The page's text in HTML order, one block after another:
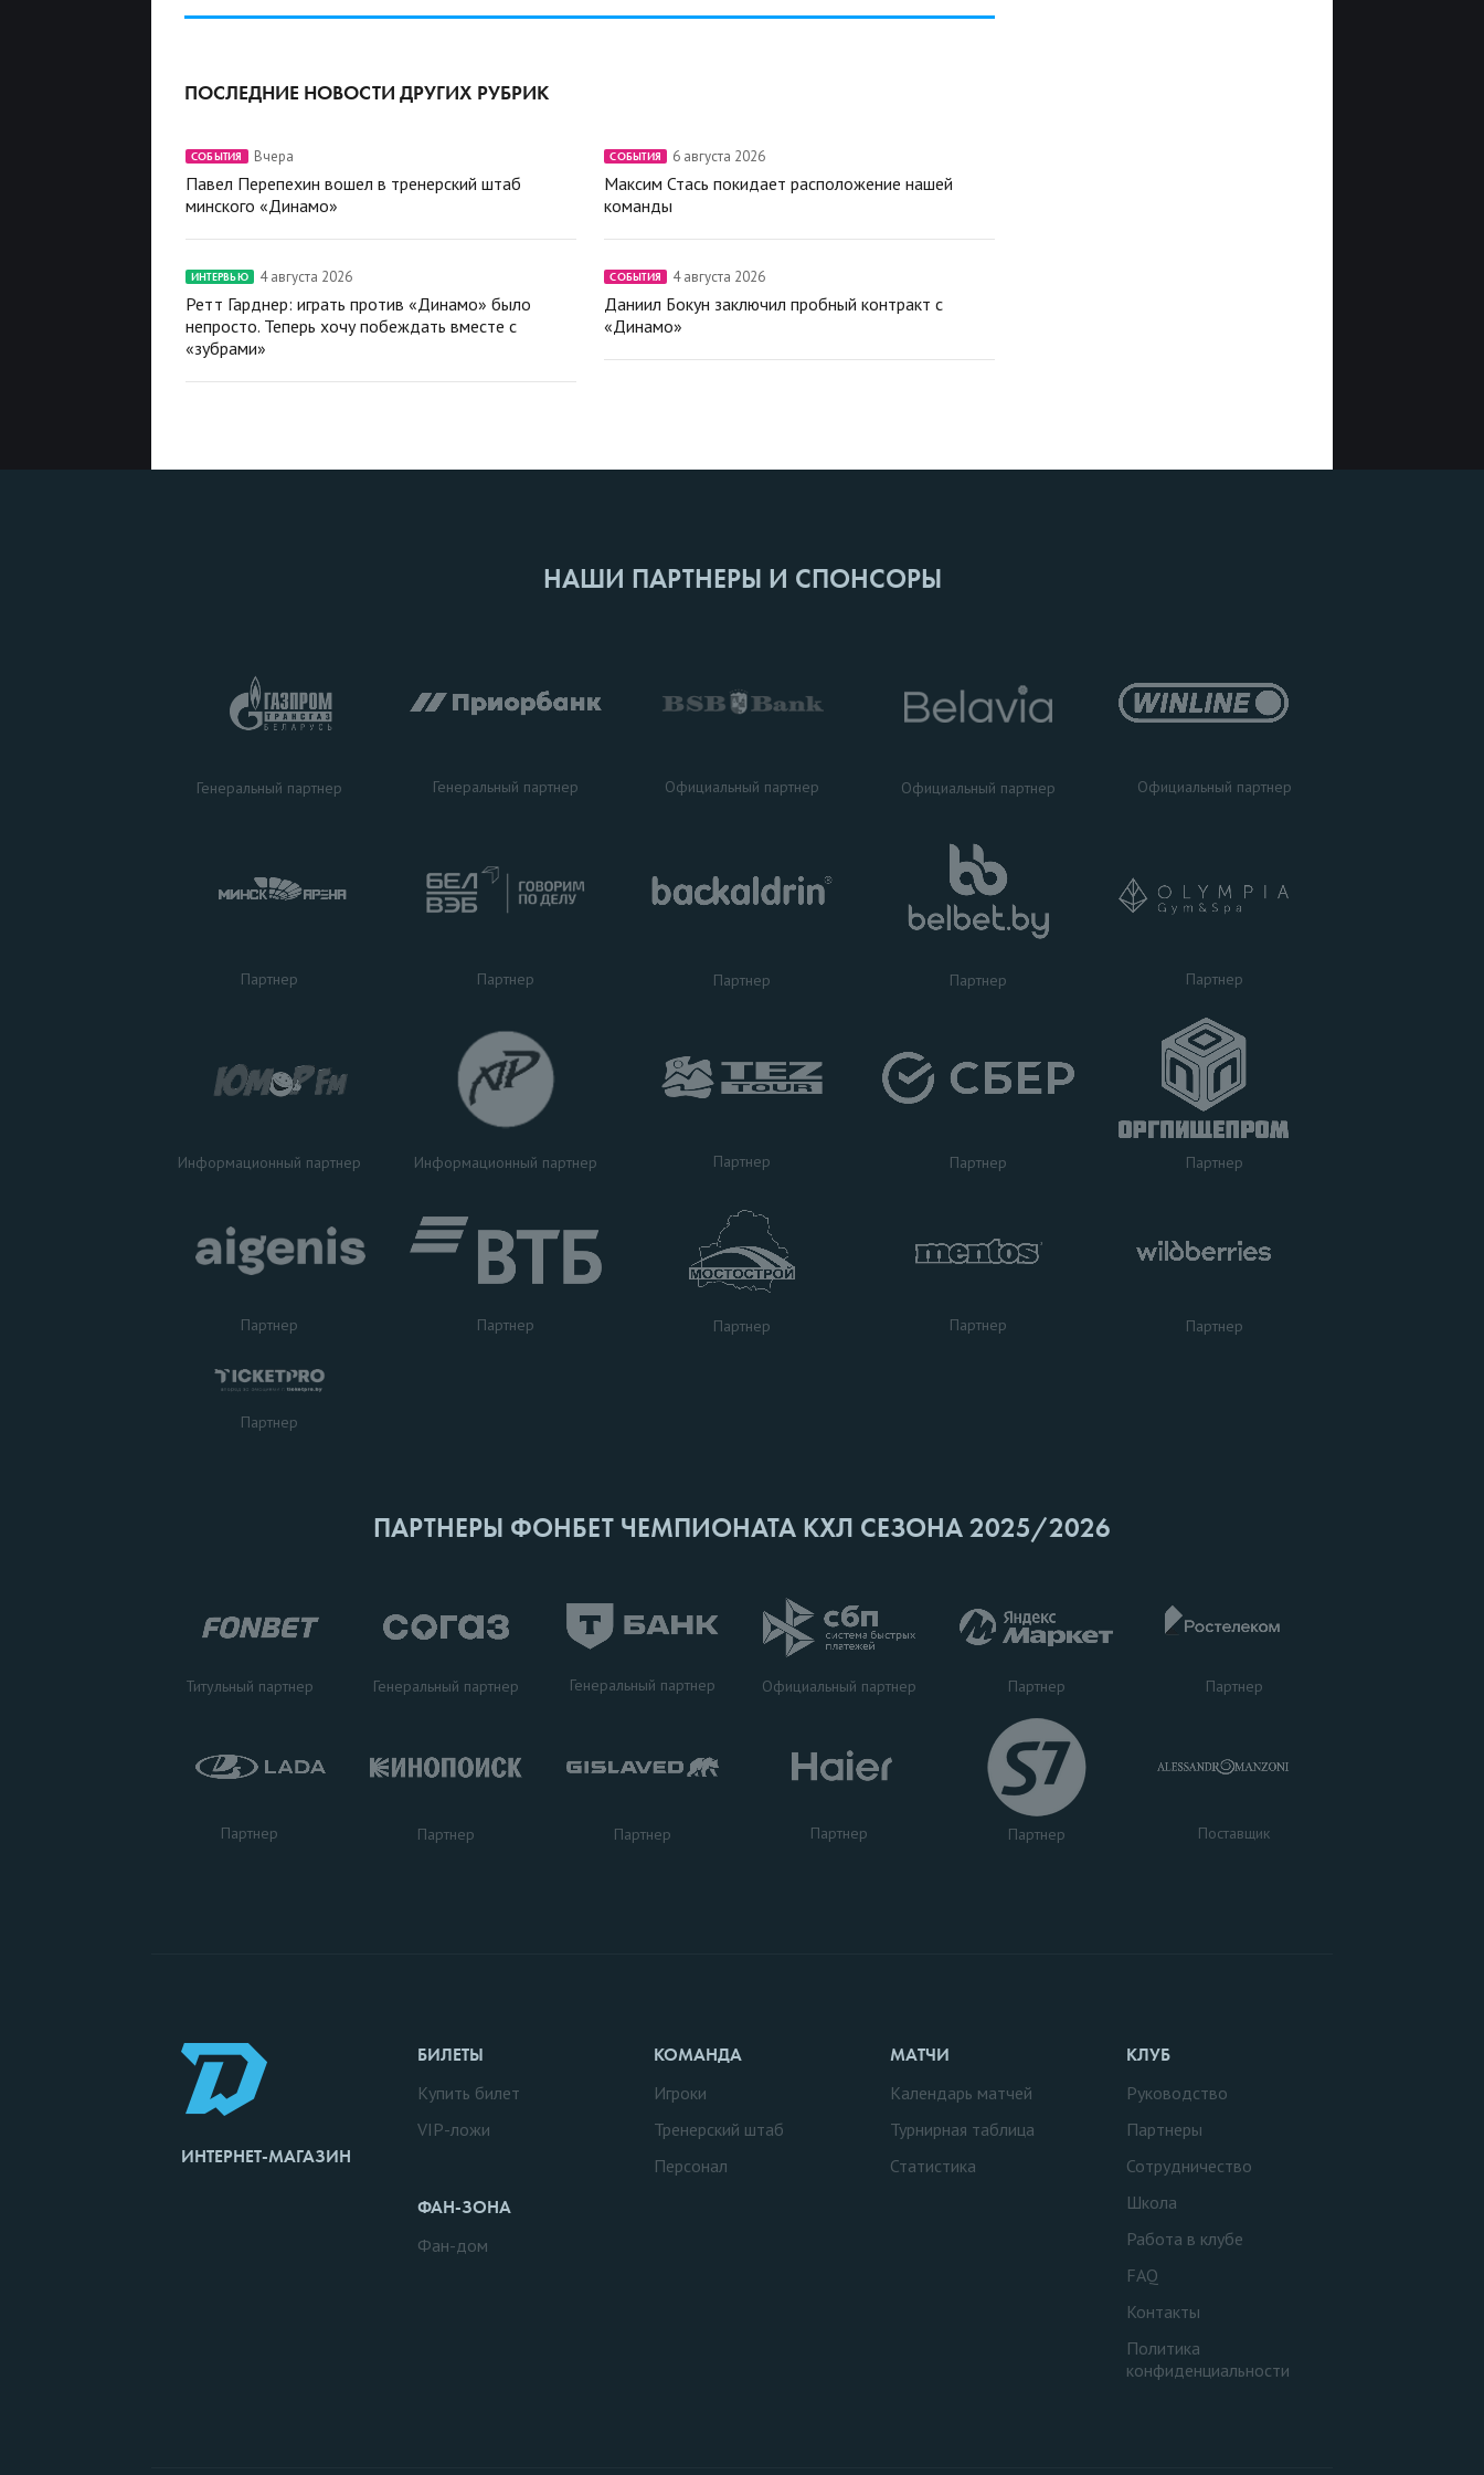
ПОСЛЕДНИЕ НОВОСТИ ДРУГИХ РУБРИК
СОБЫТИЯ Вчера
Павел Перепехин вошел в тренерский штаб
минского «Динамо»
СОБЫТИЯ 6 августа 2026
Максим Стась покидает расположение нашей
команды
ИНТЕРВЬЮ 4 августа 2026
Ретт Гарднер: играть против «Динамо» было
непросто. Теперь хочу побеждать вместе с
«зубрами»
СОБЫТИЯ 4 августа 2026
Даниил Бокун заключил пробный контракт с
«Динамо»
НАШИ ПАРТНЕРЫ И СПОНСОРЫ
Генеральный партнер Генеральный партнер Официальный партнер Официальный партнер Официальный партнер
Партнер Партнер Партнер Партнер Партнер
Информационный партнер Информационный партнер Партнер Партнер Партнер
Партнер Партнер Партнер Партнер Партнер
Партнер
ПАРТНЕРЫ ФОНБЕТ ЧЕМПИОНАТА КХЛ СЕЗОНА 2025/2026
Титульный партнер Генеральный партнер Генеральный партнер Официальный партнер Партнер Партнер
Партнер Партнер Партнер Партнер Партнер Поставщик
ИНТЕРНЕТ-МАГАЗИН
БИЛЕТЫ
Купить билет
VIP-ложи
ФАН-ЗОНА
Фан-дом
КОМАНДА
Игроки
Тренерский штаб
Персонал
МАТЧИ
Календарь матчей
Турнирная таблица
Статистика
КЛУБ
Руководство
Партнеры
Сотрудничество
Школа
Работа в клубе
FAQ
Контакты
Политика
конфиденциальности